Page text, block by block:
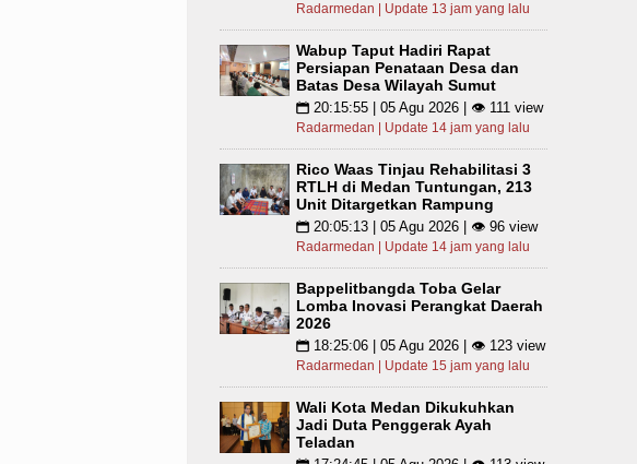
Radarmedan | Update 13 jam yang lalu
Wabup Taput Hadiri Rapat
Persiapan Penataan Desa dan
Batas Desa Wilayah Sumut
📅 20:15:55 | 05 Agu 2026 | 👁 111 view
Radarmedan | Update 14 jam yang lalu
Rico Waas Tinjau Rehabilitasi 3
RTLH di Medan Tuntungan, 213
Unit Ditargetkan Rampung
📅 20:05:13 | 05 Agu 2026 | 👁 96 view
Radarmedan | Update 14 jam yang lalu
Bappelitbangda Toba Gelar
Lomba Inovasi Perangkat Daerah
2026
📅 18:25:06 | 05 Agu 2026 | 👁 123 view
Radarmedan | Update 15 jam yang lalu
Wali Kota Medan Dikukuhkan
Jadi Duta Penggerak Ayah
Teladan